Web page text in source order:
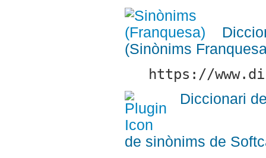
(Sinònims
https://
Diccionari
de sinònims de